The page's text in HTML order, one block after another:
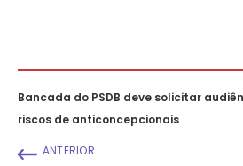
Bancada do PSDB deve solicitar
riscos de anticoncepcionais
ANTERIOR